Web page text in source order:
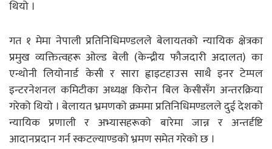
थियो ।
गत १ मेमा नेपाली प्रतिनिधिमण्डलले बेलायतको न्यायिक क्षेत्रका
प्रमुख व्यक्तित्वहरू ओल्ड बेली (केन्द्रीय फौजदारी अदालत) का
एन्थोनी लियोनार्ड केसी र सारा ह्वाइटहाउस साथै इनर टेम्पल
इन्टरनेशनल कमिटीका अध्यक्ष किरोन बिल केसीसँग अन्तरक्रिया
गरेको थियो । बेलायत भ्रमणको क्रममा प्रतिनिधिमण्डलले दुई देशको
न्यायिक प्रणाली र अभ्यासहरूको बारेमा जान्न र अन्तर्दृष्टि
आदानप्रदान गर्न स्कटल्याण्डको भ्रमण समेत गरेको छ ।